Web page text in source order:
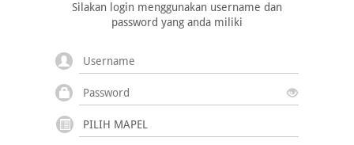
Silakan login menggunakan username dan
password yang anda miliki